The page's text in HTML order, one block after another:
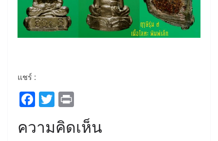
แชร์ :
F
c
T
itt
in
t
ความคิดเห็น